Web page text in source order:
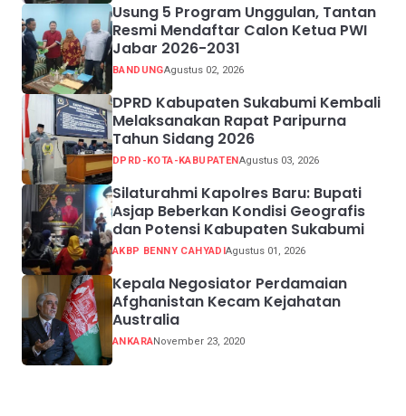
Usung 5 Program Unggulan, Tantan
Resmi Mendaftar Calon Ketua PWI
Jabar 2026-2031
BANDUNGAgustus 02, 2026
DPRD Kabupaten Sukabumi Kembali
Melaksanakan Rapat Paripurna
Tahun Sidang 2026
DPRD-KOTA-KABUPATENAgustus 03, 2026
Silaturahmi Kapolres Baru: Bupati
Asjap Beberkan Kondisi Geografis
dan Potensi Kabupaten Sukabumi
AKBP BENNY CAHYADIAgustus 01, 2026
Kepala Negosiator Perdamaian
Afghanistan Kecam Kejahatan
Australia
ANKARANovember 23, 2020